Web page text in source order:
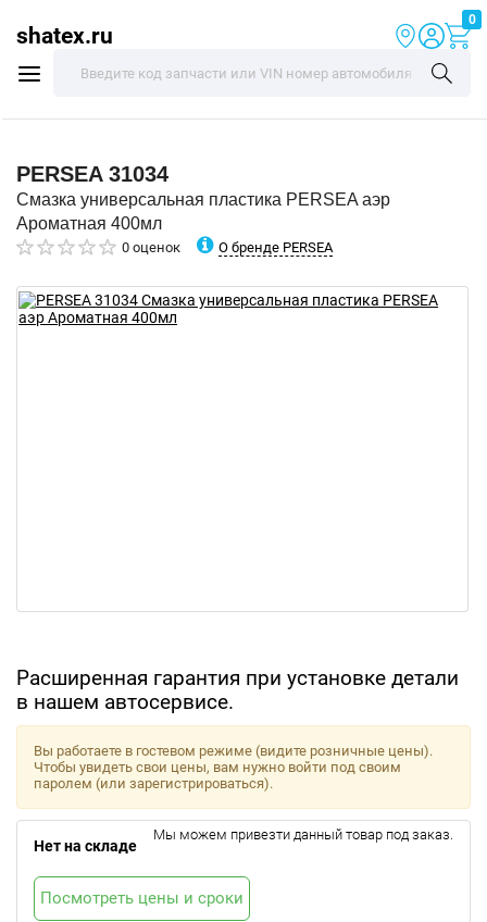
shatex.ru
0
PERSEA 31034
Смазка универсальная пластика PERSEA аэр
Ароматная 400мл
0 оценок О бренде PERSEA
Расширенная гарантия при установке детали
в нашем автосервисе.
Вы работаете в гостевом режиме (видите розничные цены).
Чтобы увидеть свои цены, вам нужно войти под своим
паролем (или зарегистрироваться).
Нет на складе
Мы можем привезти данный товар под заказ.
Посмотреть цены и сроки